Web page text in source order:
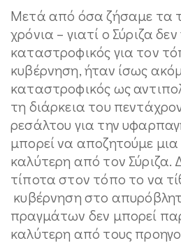
Μετά από όσα ζήσαμε τα
χρόνια – γιατί ο Σύριζα
καταστροφικός για τον
κυβέρνηση, ήταν ίσως
καταστροφικός ως
τη διάρκεια του
ρεσάλτου για την
μπορεί να αποζητούμε
καλύτερη από τον Σύριζα.
τίποτα στον τόπο το να
κυβέρνηση στο
πραγμάτων δεν μπορεί
καλύτερη από τους